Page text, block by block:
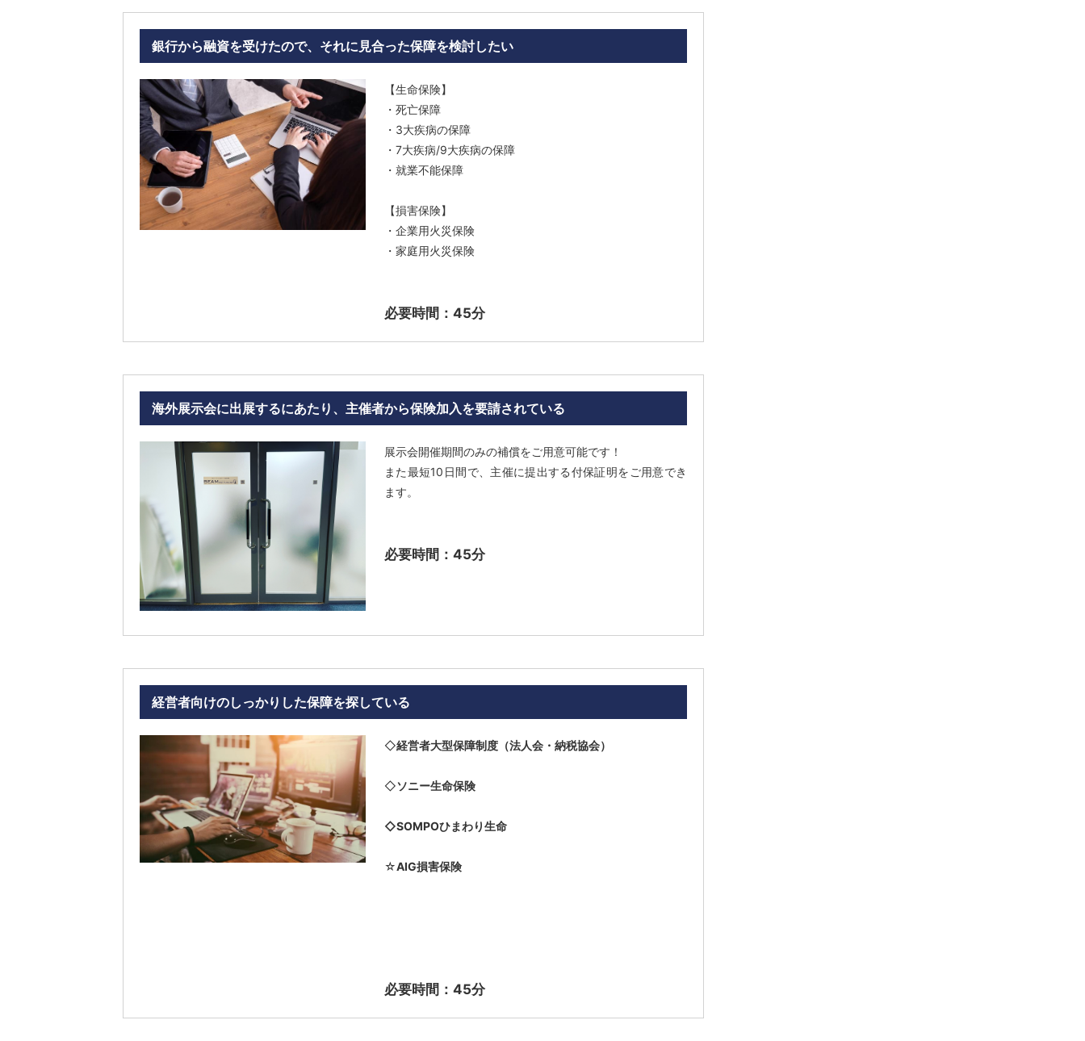
銀行から融資を受けたので、それに見合った保障を検討したい
【生命保険】
・死亡保障
・3大疾病の保障
・7大疾病/9大疾病の保障
・就業不能保障
【損害保険】
・企業用火災保険
・家庭用火災保険
必要時間：45分
海外展示会に出展するにあたり、主催者から保険加入を要請されている
展示会開催期間のみの補償をご用意可能です！
また最短10日間で、主催に提出する付保証明をご用意でき
ます。
必要時間：45分
経営者向けのしっかりした保障を探している
◇経営者大型保障制度（法人会・納税協会）
◇ソニー生命保険
◇SOMPOひまわり生命
☆AIG損害保険
必要時間：45分